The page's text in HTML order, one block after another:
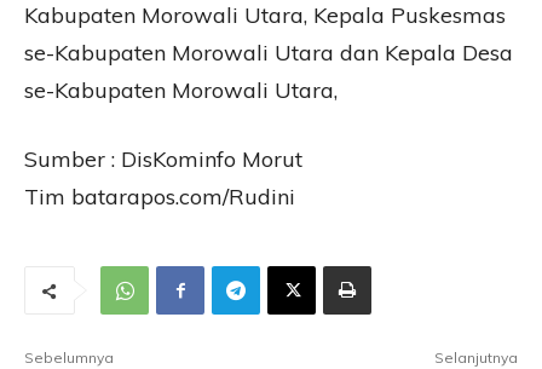
Kabupaten Morowali Utara, Kepala Puskesmas
se-Kabupaten Morowali Utara dan Kepala Desa
se-Kabupaten Morowali Utara,
Sumber : DisKominfo Morut
Tim batarapos.com/Rudini
Sebelumnya Selanjutnya